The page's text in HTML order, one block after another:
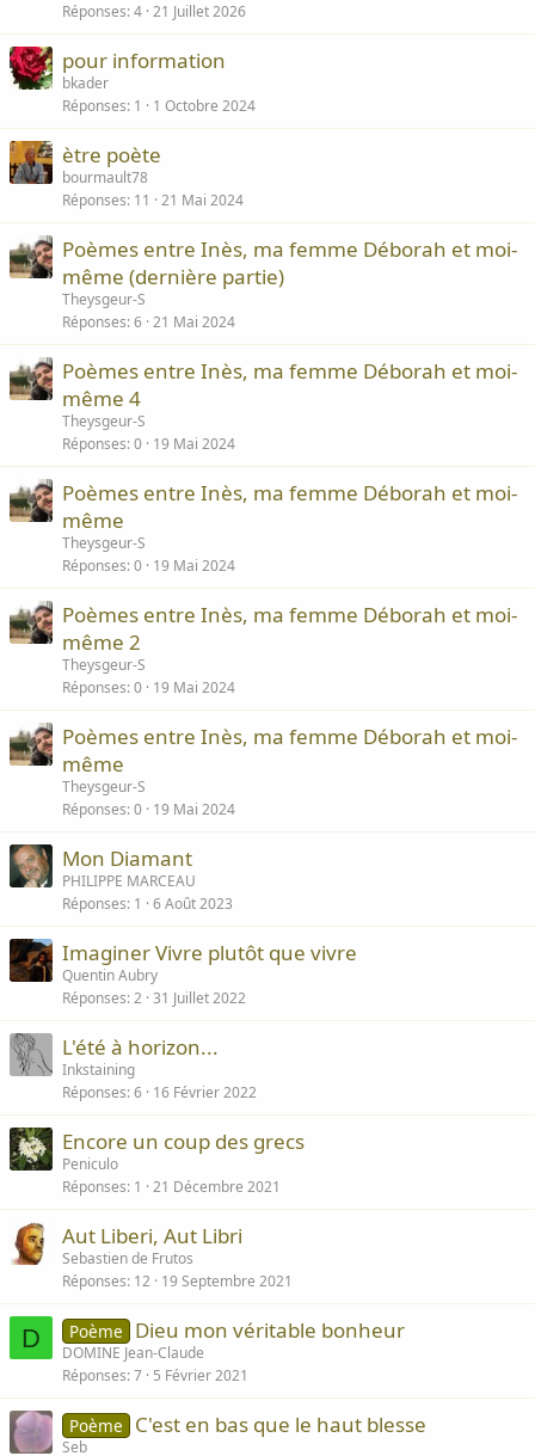
Réponses 4 21 Juillet 2026
pour information
bkader
Réponses 1 1 Octobre 2024
ètre poète
bourmault78
Réponses 11 21 Mai 2024
Poèmes entre Inès, ma femme Déborah et moi-
même (dernière partie)
Theysgeur-S
Réponses 6 21 Mai 2024
Poèmes entre Inès, ma femme Déborah et moi-
même 4
Theysgeur-S
Réponses 0 19 Mai 2024
Poèmes entre Inès, ma femme Déborah et moi-
même
Theysgeur-S
Réponses 0 19 Mai 2024
Poèmes entre Inès, ma femme Déborah et moi-
même 2
Theysgeur-S
Réponses 0 19 Mai 2024
Poèmes entre Inès, ma femme Déborah et moi-
même
Theysgeur-S
Réponses 0 19 Mai 2024
Mon Diamant
PHILIPPE MARCEAU
Réponses 1 6 Août 2023
Imaginer Vivre plutôt que vivre
Quentin Aubry
Réponses 2 31 Juillet 2022
L'été à horizon...
Inkstaining
Réponses 6 16 Février 2022
Encore un coup des grecs
Peniculo
Réponses 1 21 Décembre 2021
Aut Liberi, Aut Libri
Sebastien de Frutos
Réponses 12 19 Septembre 2021
D Poème Dieu mon véritable bonheur
DOMINE Jean-Claude
Réponses 7 5 Février 2021
Poème C'est en bas que le haut blesse
Seb